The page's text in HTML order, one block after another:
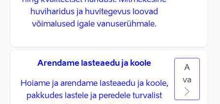
huviharidus ja huvitegevus loovad
võimalused igale vanuserühmale.
Arendame lasteaedu ja koole
Hoiame ja arendame lasteaedu ja koole,
pakkudes lastele ja peredele turvalist
A
va